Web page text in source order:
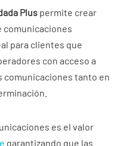
Pluspermite crear
comunicaciones
para clientes que
con acceso a
tanto en
es el valor
garantizando que las